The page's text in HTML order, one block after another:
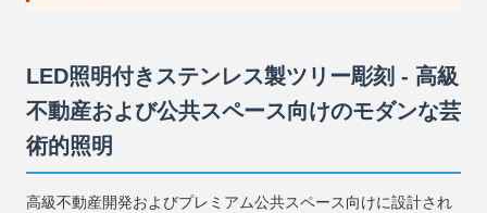
LED照明付きステンレス製ツリー彫刻 - 高級
不動産および公共スペース向けのモダンな芸
術的照明
高級不動産開発およびプレミアム公共スペース向けに設計され